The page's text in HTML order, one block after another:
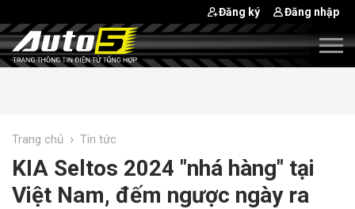
Đăng ký Đăng nhập
Trang chủ › Tin tức
KIA Seltos 2024 "nhá hàng" tại
Việt Nam, đếm ngược ngày ra